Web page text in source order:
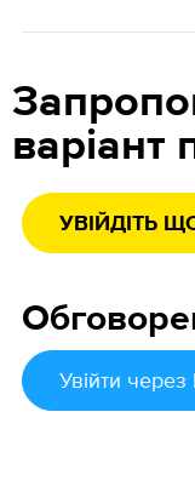
варіант
УВІЙДІТЬ
Увійти через